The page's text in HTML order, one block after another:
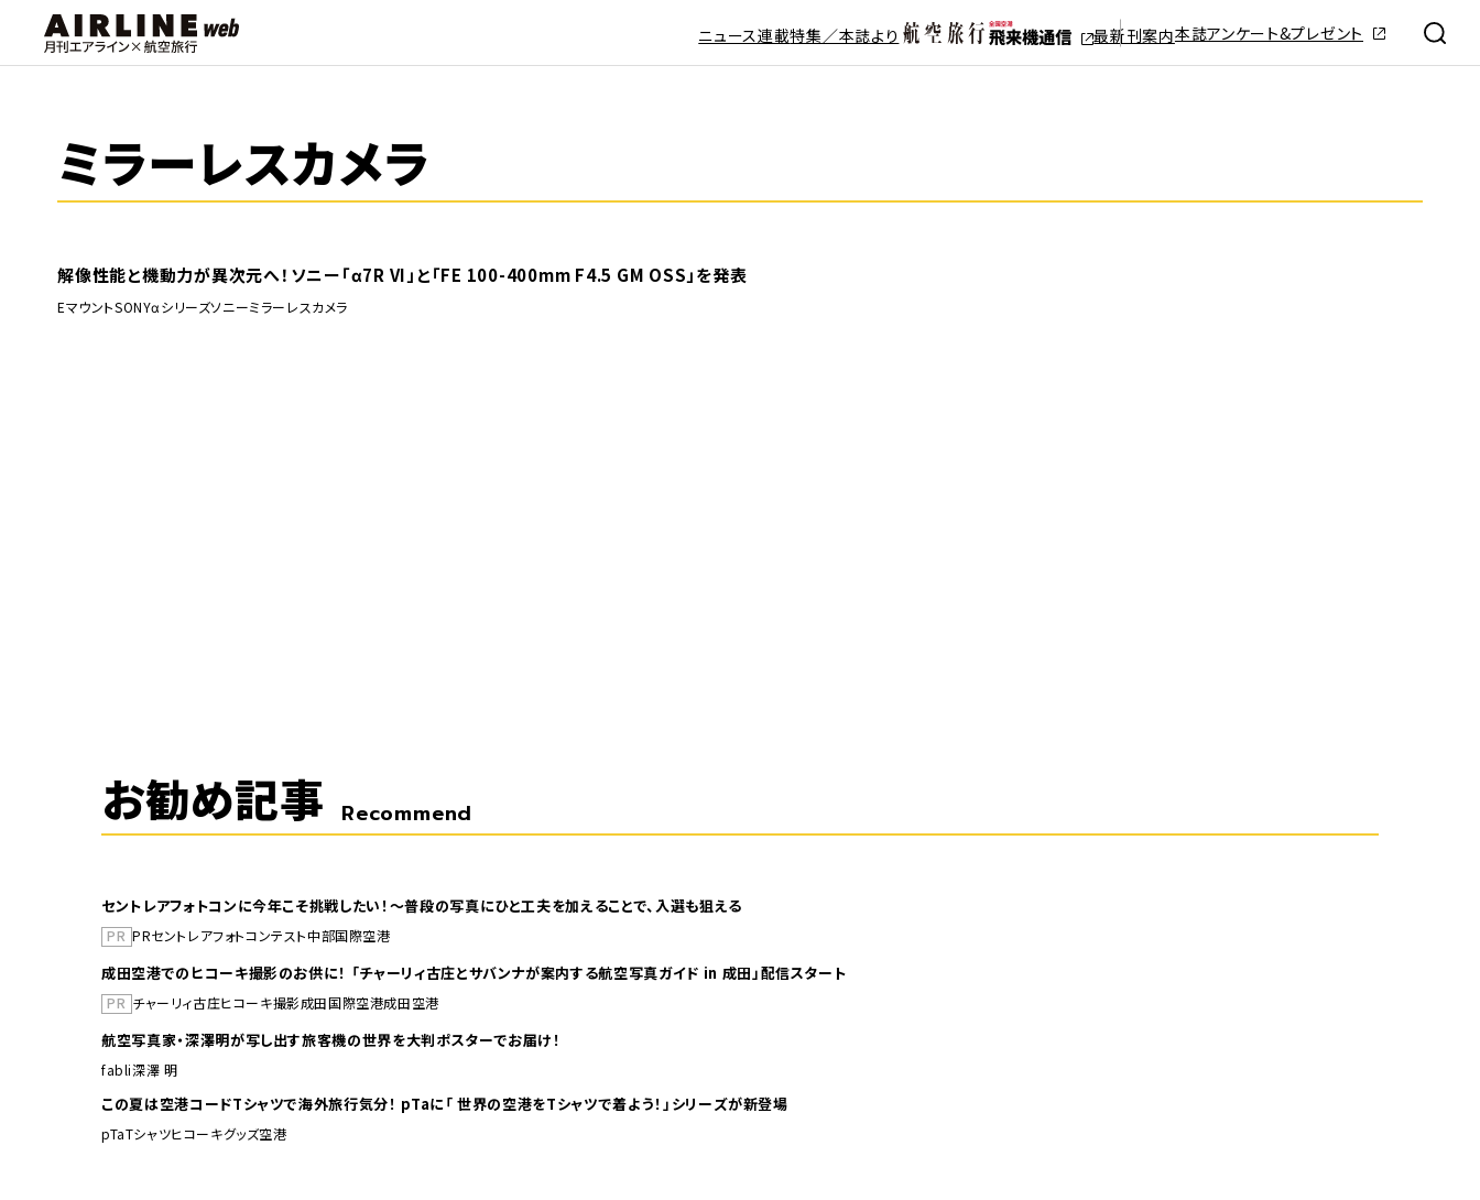
ニュース連載特集／本誌より 最新刊案内本誌アンケート&プレゼント
ミラーレスカメラ
解像性能と機動力が異次元へ！ソニー「α7R VI」と「FE 100-400mm F4.5 GM OSS」を発表
EマウントSONYαシリーズソニーミラーレスカメラ
お勧め記事 Recommend
セントレアフォトコンに今年こそ挑戦したい！～普段の写真にひと工夫を加えることで、入選も狙える
PR PRセントレアフォトコンテスト中部国際空港
成田空港でのヒコーキ撮影のお供に！ 「チャーリィ古庄とサバンナが案内する航空写真ガイド in 成田」配信スタート
PR チャーリィ古庄ヒコーキ撮影成田国際空港成田空港
航空写真家・深澤明が写し出す旅客機の世界を大判ポスターでお届け！
fabli深澤 明
この夏は空港コードTシャツで海外旅行気分！ pTaに「 世界の空港をTシャツで着よう！」シリーズが新登場
pTaTシャツヒコーキグッズ空港